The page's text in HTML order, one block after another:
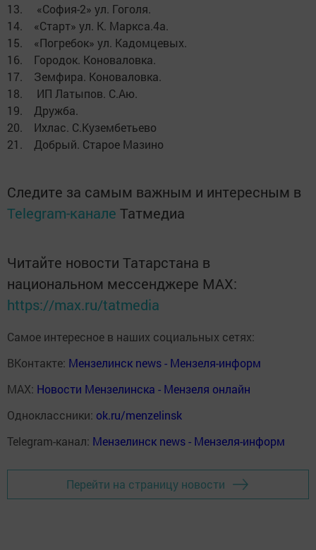
13. «София-2» ул. Гоголя.
14. «Старт» ул. К. Маркса.4а.
15. «Погребок» ул. Кадомцевых.
16. Городок. Коноваловка.
17. Земфира. Коноваловка.
18. ИП Латыпов. С.Аю.
19. Дружба.
20. Ихлас. С.Кузембетьево
21. Добрый. Старое Мазино
Следите за самым важным и интересным в
Telegram-канале Татмедиа
Читайте новости Татарстана в
национальном мессенджере MАХ:
https://max.ru/tatmedia
Самое интересное в наших социальных сетях:
ВКонтакте: Мензелинск news - Мензеля-информ
MAX: Новости Мензелинска - Мензеля онлайн
Одноклассники: ok.ru/menzelinsk
Telegram-канал: Мензелинск news - Мензеля-информ
Перейти на страницу новости